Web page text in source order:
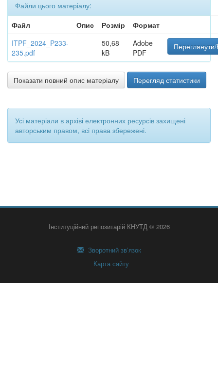
Файли цього матеріалу:
Файл
Опис Розмір
Формат
ITPF_2024_P233-
235.pdf
50,68
kB
Adobe
PDF
Переглянути/
Показати повний опис матеріалу Перегляд статистики
Усі матеріали в архіві електронних ресурсів захищені
авторським правом, всі права збережені.
Інституційний репозитарій КНУТД © 2026
Зворотний зв’язок
Карта сайту